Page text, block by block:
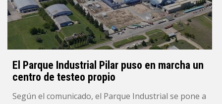
El Parque Industrial Pilar puso en marcha un
centro de testeo propio
Según el comunicado, el Parque Industrial se pone a